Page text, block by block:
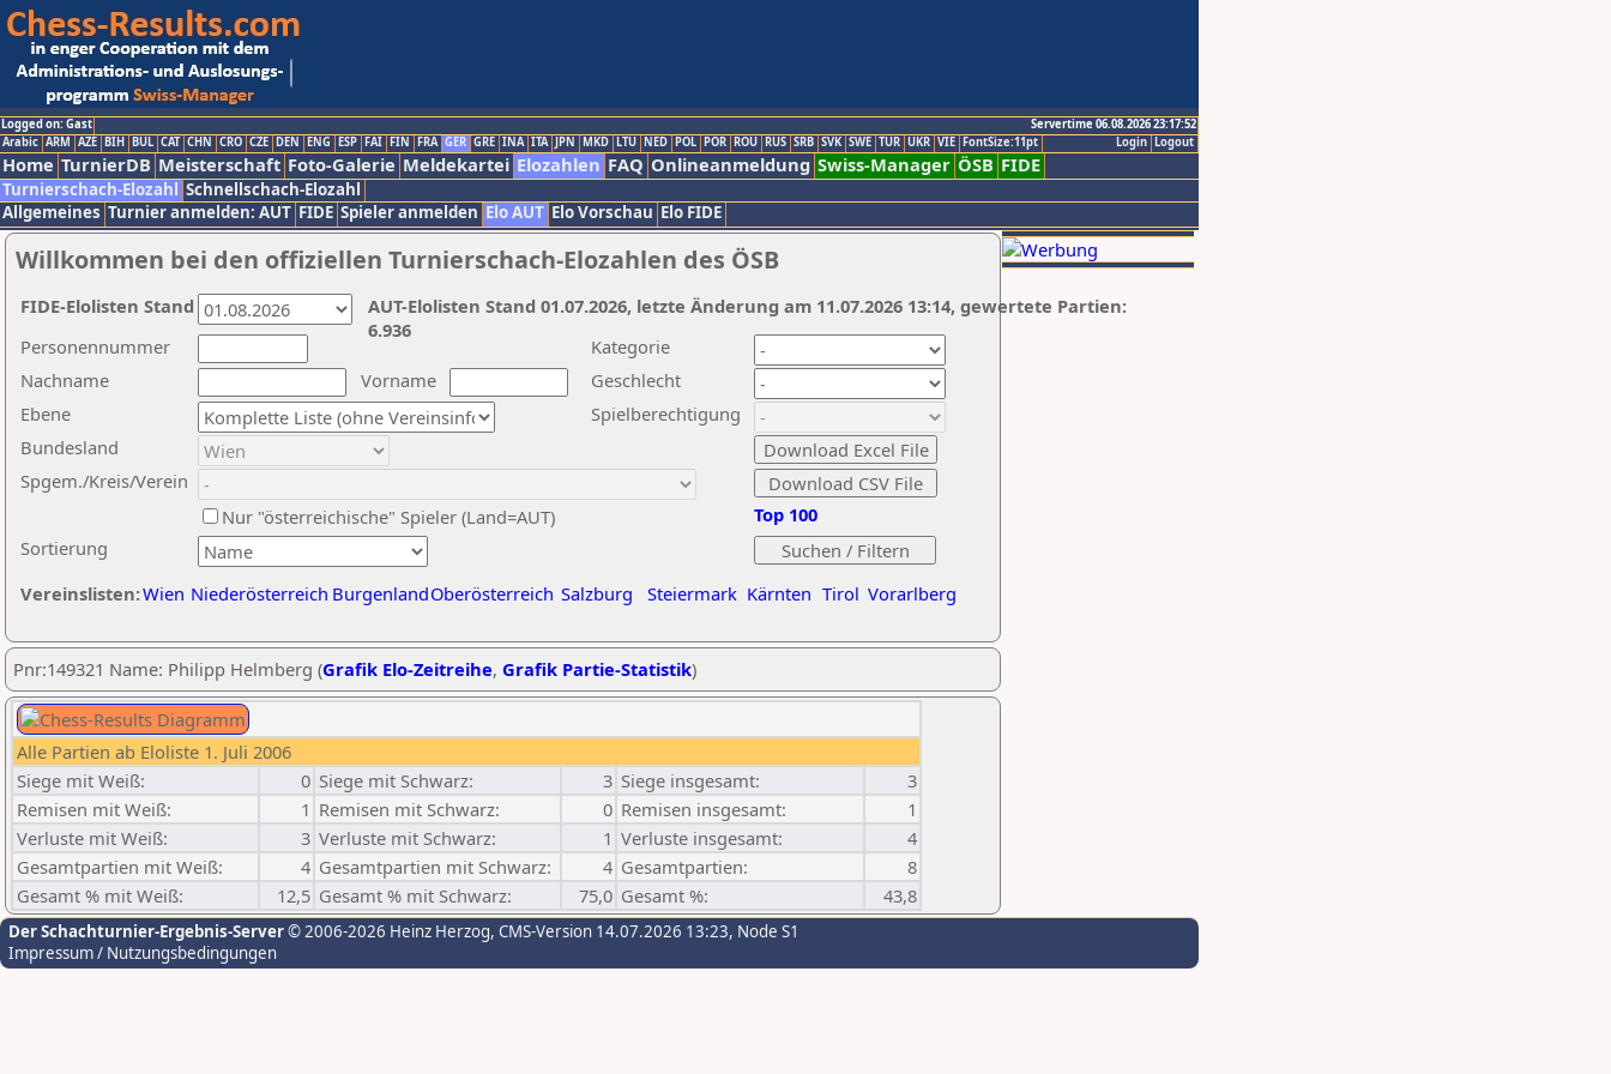
Logged on: Gast
Servertime 06.08.2026 23:17:52
Logout
Login
Arabic ARM AZE BIH BUL CAT CHN CRO CZE DEN ENG ESP FAI FIN FRA GER GRE INA ITA JPN MKD LTU NED POL POR ROU RUS SRB SVK SWE TUR UKR VIE FontSize:11pt
Home TurnierDB Meisterschaft Foto-Galerie Meldekartei Elozahlen FAQ Onlineanmeldung Swiss-Manager ÖSB FIDE
Turnierschach-Elozahl Schnellschach-Elozahl
Allgemeines Turnier anmelden: AUT FIDE Spieler anmelden Elo AUT Elo Vorschau Elo FIDE
Willkommen bei den offiziellen Turnierschach-Elozahlen des ÖSB
Nachname
Vorname
Ebene
Kategorie
Sortierung
Personennummer
Bundesland
Spgem./Kreis/Verein
Geschlecht
Nur "österreichische" Spieler (Land=AUT)
Spielberechtigung
Vereinslisten:Wien Niederösterreich BurgenlandOberösterreich Salzburg Steiermark Kärnten Tirol Vorarlberg
Top 100
AUT-Elolisten Stand 01.07.2026, letzte Änderung am 11.07.2026 13:14, gewertete Partien:
6.936
FIDE-Elolisten Stand
Pnr:149321 Name: Philipp Helmberg (Grafik Elo-Zeitreihe, Grafik Partie-Statistik)
Alle Partien ab Eloliste 1. Juli 2006
Siege mit Weiß:
0 Siege mit Schwarz: 3 Siege insgesamt:
3
Remisen mit Weiß:
1 Remisen mit Schwarz: 0 Remisen insgesamt:
1
Verluste mit Weiß:
3 Verluste mit Schwarz: 1 Verluste insgesamt:
4
Gesamtpartien mit Weiß:
4 Gesamtpartien mit Schwarz: 4 Gesamtpartien:
8
Gesamt % mit Weiß:
12,5 Gesamt % mit Schwarz: 75,0 Gesamt %: 43,8
Der Schachturnier-Ergebnis-Server© 2006-2026 Heinz Herzog, CMS-Version 14.07.2026 13:23, Node S1
Impressum / Nutzungsbedingungen